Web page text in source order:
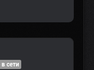
в сети